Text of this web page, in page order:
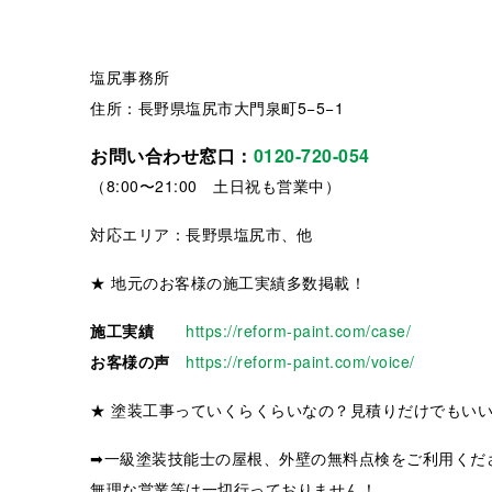
塩尻事務所
住所：長野県塩尻市大門泉町5−5−1
お問い合わせ窓口： 0120-720-054
（8:00〜21:00 土日祝も営業中）
対応エリア：長野県塩尻市、他
★ 地元のお客様の施工実績多数掲載！
施工実績
https://reform-paint.com/case/
お客様の声
https://reform-paint.com/voice/
★ 塗装工事っていくらくらいなの？見積りだけでもい
➡一級塗装技能士の屋根、外壁の無料点検をご利用くだ